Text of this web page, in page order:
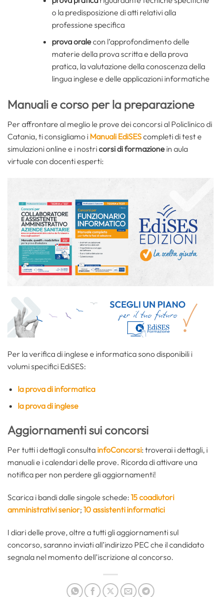
o la predisposizione di atti relativi alla
professione specifica
prova oralecon l’approfondimento delle
materie della prova scritta e della prova
pratica, la valutazione della conoscenza della
lingua inglese e delle applicazioni informatiche
Manuali e corso per la preparazione
Per affrontare al meglio le prove dei concorsi al Policlinico di
Catania, ti consigliamo i Manuali EdiSEScompleti di test e
simulazioni online e i nostricorsi di formazione in aula
virtuale con docenti esperti:
Per la verifica di inglese e informatica sono disponibili i
volumi specifici EdiSES:
la prova di informatica
la prova di inglese
Aggiornamenti sui concorsi
Per tutti i dettagli consulta infoConcorsi: troverai i dettagli, i
manuali e i calendari delle prove. Ricorda di attivare una
notifica per non perdere gli aggiornamenti!
Scarica i bandi dalle singole schede: 15 coadiutori
amministrativi senior; 10 assistenti informatici
I diari delle prove, oltre a tutti gli aggiornamenti sul
concorso, saranno inviati all’indirizzo PEC che il candidato
segnala nel momento dell’iscrizione al concorso.